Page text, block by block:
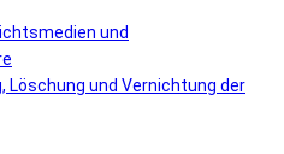
und
Löschung und Vernichtung der